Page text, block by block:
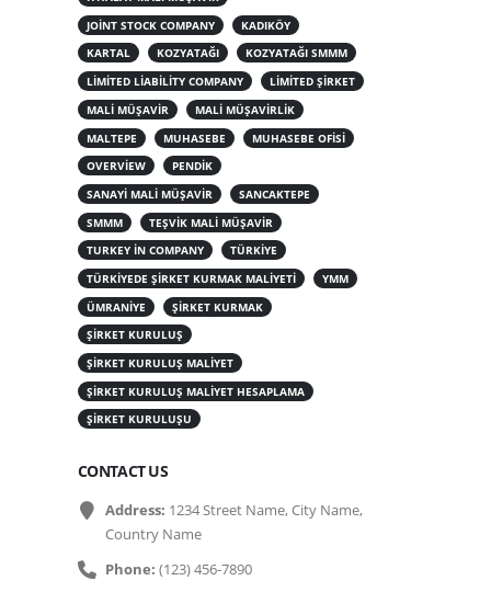
JOINT STOCK COMPANY
KADIKÖY
KARTAL
KOZYATAĞI
KOZYATAĞI SMMM
LIMITED LIABILITY COMPANY
LIMITED ŞIRKET
MALI MÜŞAVIR
MALI MÜŞAVIRLIK
MALTEPE
MUHASEBE
MUHASEBE OFISI
OVERVIEW
PENDIK
SANAYI MALI MÜŞAVIR
SANCAKTEPE
SMMM
TEŞVIK MALI MÜŞAVIR
TURKEY IN COMPANY
TÜRKIYE
TÜRKIYEDE ŞIRKET KURMAK MALIYETI
YMM
ÜMRANIYE
ŞIRKET KURMAK
ŞIRKET KURULUŞ
ŞIRKET KURULUŞ MALIYET
ŞIRKET KURULUŞ MALIYET HESAPLAMA
ŞIRKET KURULUŞU
CONTACT US
Address: 1234 Street Name, City Name,
Country Name
Phone: (123) 456-7890